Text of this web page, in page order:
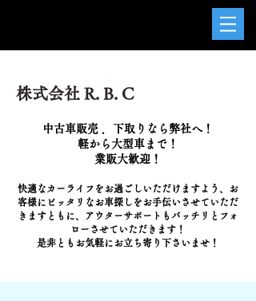
株式会社 R. B. C
中古車販売 ．下取りなら弊社へ！
軽から大型車まで！
業販大歓迎 ！
快適なカーライフをお過ごしいただけますよう、お
客様にピッタリなお車探しを お手伝いさせていただ
きますともに、アウターサポートもバッチリとフォ
ロ ーさせていただきます！
是非ともお気軽にお立ち寄り下さいませ！